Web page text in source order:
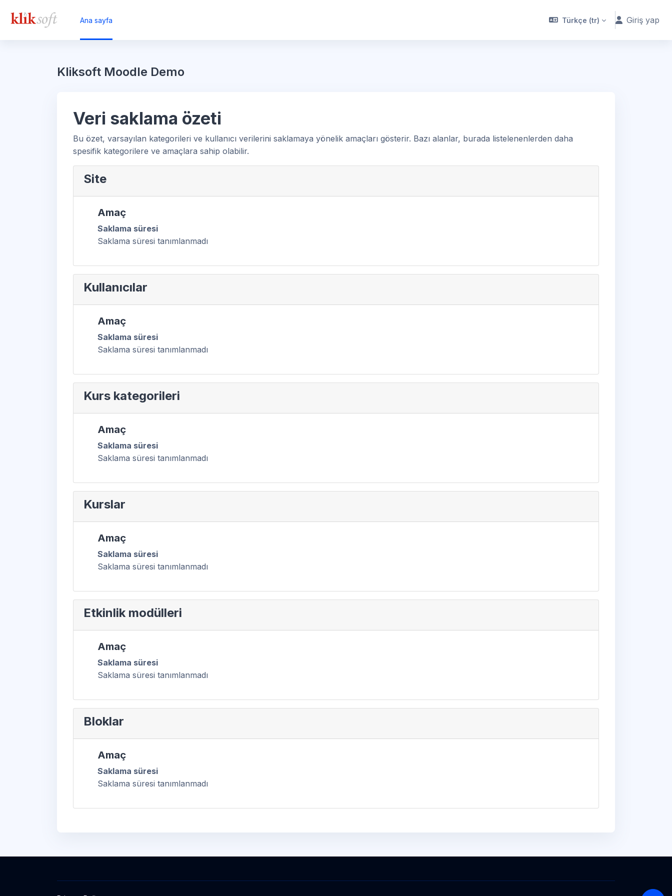
Ana sayfa Türkçe ‎(tr)‎ Giriş yap
Kliksoft Moodle Demo
Veri saklama özeti
Bu özet, varsayılan kategorileri ve kullanıcı verilerini saklamaya yönelik amaçları gösterir. Bazı alanlar, burada listelenenlerden daha
spesifik kategorilere ve amaçlara sahip olabilir.
Site
Amaç
Saklama süresi
Saklama süresi tanımlanmadı
Kullanıcılar
Amaç
Saklama süresi
Saklama süresi tanımlanmadı
Kurs kategorileri
Amaç
Saklama süresi
Saklama süresi tanımlanmadı
Kurslar
Amaç
Saklama süresi
Saklama süresi tanımlanmadı
Etkinlik modülleri
Amaç
Saklama süresi
Saklama süresi tanımlanmadı
Bloklar
Amaç
Saklama süresi
Saklama süresi tanımlanmadı